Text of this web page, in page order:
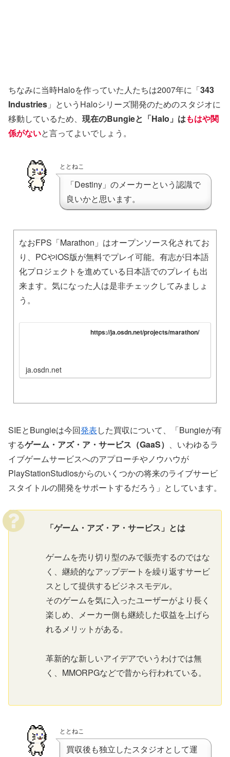
ちなみに当時Haloを作っていた人たちは2007年に「343
Industries 」というHaloシリーズ開発のためのスタジオに
移動しているため、 現在のBungieと「Halo」はもはや関
係がないと言ってよいでしょう。
ととねこ
「Destiny」のメーカーという認識で
良いかと思います。
なおFPS「Marathon」はオープンソース化されてお
り、PCやiOS版が無料でプレイ可能。有志が日本語
化プロジェクトを進めている日本語でのプレイも出
来ます。気になった人は是非チェックしてみましょ
う。
https://ja.osdn.net/projects/marathon/
ja.osdn.net
SIEとBungieは今回発表した買収について、「Bungieが有
するゲーム・アズ・ア・サービス（GaaS） 、いわゆるラ
イブゲームサービスへのアプローチやノウハウが
PlayStationStudiosからのいくつかの将来のライブサービ
スタイトルの開発をサポートするだろう」としています。
「ゲーム・アズ・ア・サービス」とは
ゲームを売り切り型のみで販売するのではな
く、継続的なアップデートを繰り返すサービ
スとして提供するビジネスモデル。
そのゲームを気に入ったユーザーがより長く
楽しめ、メーカー側も継続した収益を上げら
れるメリットがある。
革新的な新しいアイデアでいうわけでは無
く、MMORPGなどで昔から行われている。
ととねこ
買収後も独立したスタジオとして運